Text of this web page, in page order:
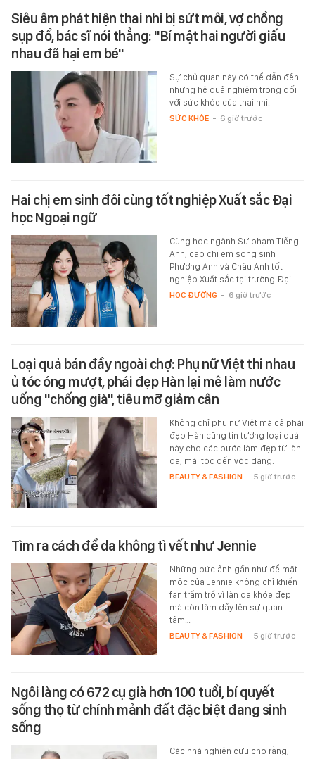
Siêu âm phát hiện thai nhi bị sứt môi, vợ chồng
sụp đổ, bác sĩ nói thẳng: "Bí mật hai người giấu
nhau đã hại em bé"
Sự chủ quan này có thể dẫn đến
những hệ quả nghiêm trọng đối
với sức khỏe của thai nhi.
SỨC KHỎE - 6 giờ trước
Hai chị em sinh đôi cùng tốt nghiệp Xuất sắc Đại
học Ngoại ngữ
Cùng học ngành Sư phạm Tiếng
Anh, cặp chị em song sinh
Phương Anh và Châu Anh tốt
nghiệp Xuất sắc tại trường Đại…
HỌC ĐƯỜNG - 6 giờ trước
Loại quả bán đầy ngoài chợ: Phụ nữ Việt thi nhau
ủ tóc óng mượt, phái đẹp Hàn lại mê làm nước
uống "chống già", tiêu mỡ giảm cân
Không chỉ phụ nữ Việt mà cả phái
đẹp Hàn cũng tin tưởng loại quả
này cho các bước làm đẹp từ làn
da, mái tóc đến vóc dáng.
BEAUTY & FASHION - 5 giờ trước
Tìm ra cách để da không tì vết như Jennie
Những bức ảnh gần như để mặt
mộc của Jennie không chỉ khiến
fan trầm trồ vì làn da khỏe đẹp
mà còn làm dấy lên sự quan
tâm…
BEAUTY & FASHION - 5 giờ trước
Ngôi làng có 672 cụ già hơn 100 tuổi, bí quyết
sống thọ từ chính mảnh đất đặc biệt đang sinh
sống
Các nhà nghiên cứu cho rằng,